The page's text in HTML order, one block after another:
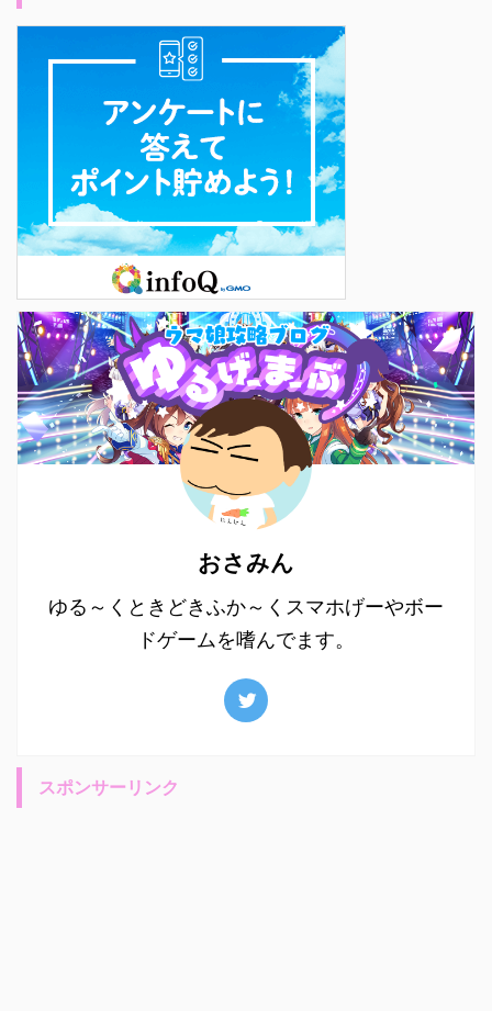
おさみん
ゆる～くときどきふか～くスマホげーやボー
ドゲームを嗜んでます。
スポンサーリンク